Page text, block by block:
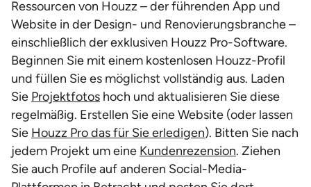
Ressourcen von Houzz – der führenden App und
Website in der Design- und Renovierungsbranche –
einschließlich der exklusiven Houzz Pro-Software.
Beginnen Sie mit einem kostenlosen Houzz-Profil
und füllen Sie es möglichst vollständig aus. Laden
Sie Projektfotos hoch und aktualisieren Sie diese
regelmäßig. Erstellen Sie eine Website (oder lassen
Sie Houzz Pro das für Sie erledigen). Bitten Sie nach
jedem Projekt um eine Kundenrezension. Ziehen
Sie auch Profile auf anderen Social-Media-